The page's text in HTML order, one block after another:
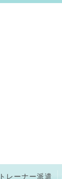
トレーナー派遣